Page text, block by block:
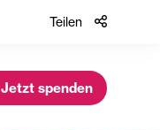
Teilen
Jetzt spenden